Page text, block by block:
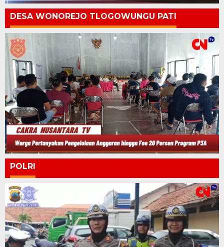
DESA WONOREJO TLOGOWUNGU PATI
POLRI